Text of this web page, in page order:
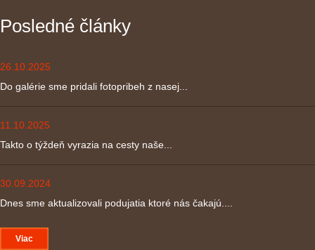
Posledné články
26.10.2025
Do galérie sme pridali fotopribeh z nasej...
11.10.2025
Takto o týždeň vyrazia na cesty naše...
30.09.2024
Dnes sme aktualizovali podujatia ktoré nás čakajú....
Viac